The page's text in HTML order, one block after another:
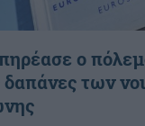
ο
δαπάνες των